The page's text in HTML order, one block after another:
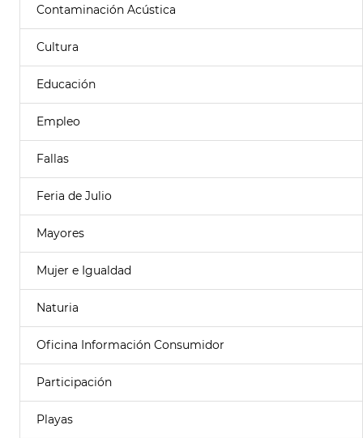
Contaminación Acústica
Cultura
Educación
Empleo
Fallas
Feria de Julio
Mayores
Mujer e Igualdad
Naturia
Oficina Información Consumidor
Participación
Playas